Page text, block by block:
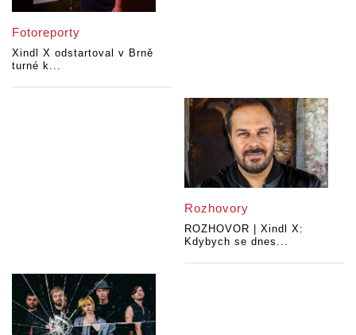
Fotoreporty
Xindl X odstartoval v Brně
turné k...
Rozhovory
ROZHOVOR | Xindl X:
Kdybych se dnes...